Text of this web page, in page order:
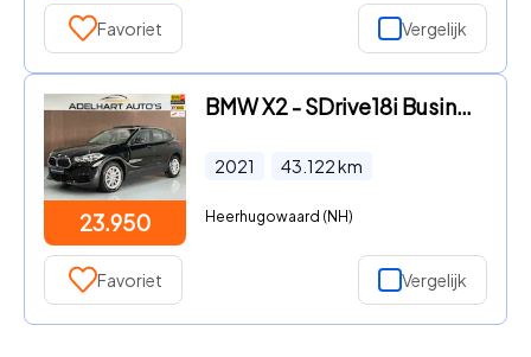
Favoriet Vergelijk
23.950
BMW X2 - SDrive18i Business X Line Automaat / Panorama dak / Climate
2021 43.122km
Heerhugowaard (NH)
Favoriet Vergelijk